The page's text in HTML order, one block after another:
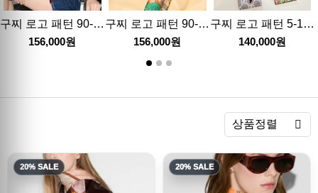
구찌 로고 패턴 90-90 실크 스카프 머플러 (브라운) 26SS
156,000원
구찌 로고 패턴 90-90 실크 스카프 머플러 (핑크) 26SS
156,000원
구찌 로고 패턴 5-120 실크 스카프 머플러 (2컬러) 26SS
140,000원
상품정렬
20% SALE 20% SALE